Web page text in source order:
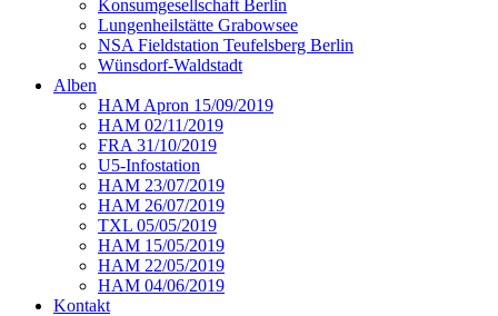
Konsumgesellschaft Berlin
Lungenheilstätte Grabowsee
NSA Fieldstation Teufelsberg Berlin
Wünsdorf-Waldstadt
Alben
HAM Apron 15/09/2019
HAM 02/11/2019
FRA 31/10/2019
U5-Infostation
HAM 23/07/2019
HAM 26/07/2019
TXL 05/05/2019
HAM 15/05/2019
HAM 22/05/2019
HAM 04/06/2019
Kontakt